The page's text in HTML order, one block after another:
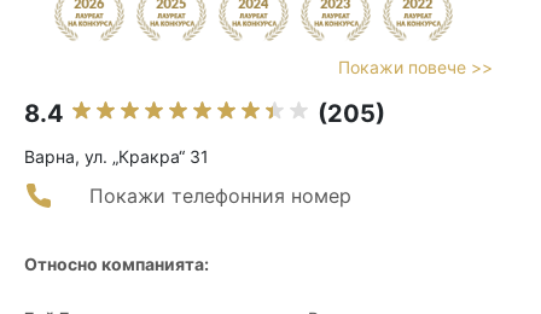
Покажи повече >>
8.4 (205)
Варна, ул. „Кракра“ 31
Покажи телефонния номер
Относно компанията: